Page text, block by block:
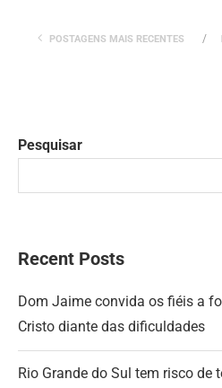
POSTAGENS MAIS RECENTES
Pesquisar
Recent Posts
Dom Jaime convida os fiéis a
Cristo diante das dificuldades
Rio Grande do Sul tem risco de